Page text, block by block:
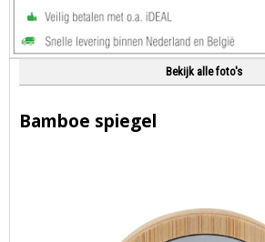
Bekijk alle foto's
Bamboe spiegel